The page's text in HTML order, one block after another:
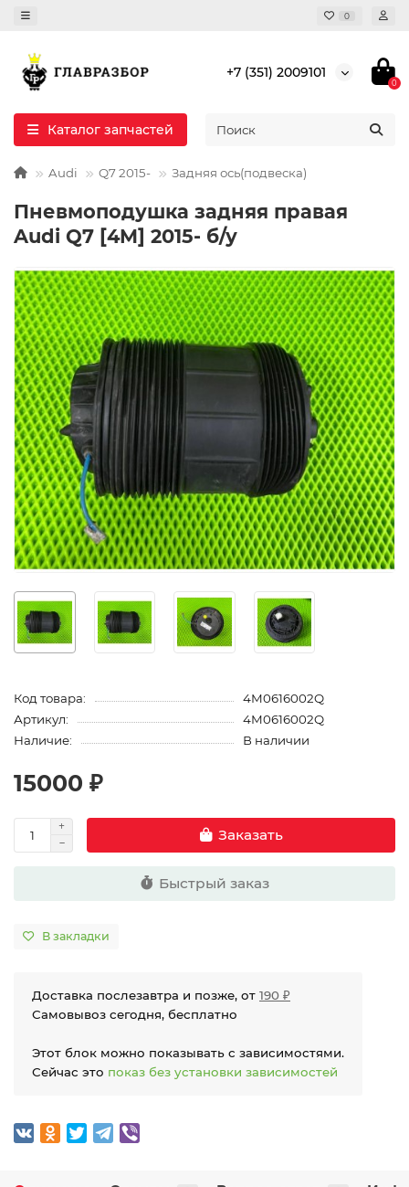
0
+7 (351) 2009101
0
Каталог запчастей
Audi Q7 2015- Задняя ось(подвеска)
Пневмоподушка задняя правая
Audi Q7 [4M] 2015- б/у
Код товара:
4M0616002Q
Артикул:
4M0616002Q
Наличие:
В наличии
15000 ₽
Заказать
Быстрый заказ
В закладки
Доставка послезавтра и позже, от 190 ₽
Самовывоз сегодня, бесплатно
Этот блок можно показывать с зависимостями.
Сейчас это показ без установки зависимостей